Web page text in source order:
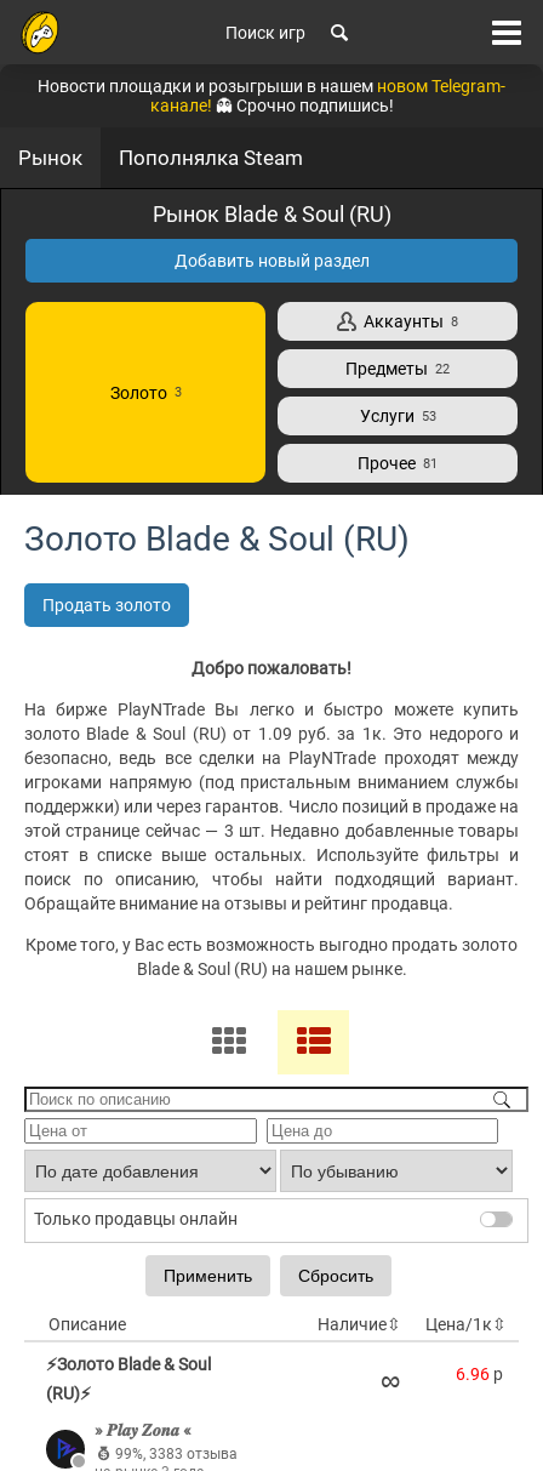
Поиск игр
Новости площадки и розыгрыши в нашем новом Telegram-
канале! 👻 Срочно подпишись!
Рынок Пополнялка Steam
Рынок Blade & Soul (RU)
Добавить новый раздел
Золото 3
Аккаунты 8
Предметы 22
Услуги 53
Прочее 81
Золото Blade & Soul (RU)
Продать золото
Добро пожаловать!
На бирже PlayNTrade Вы легко и быстро можете купить
золото Blade & Soul (RU) от 1.09 руб. за 1к. Это недорого и
безопасно, ведь все сделки на PlayNTrade проходят между
игроками напрямую (под пристальным вниманием службы
поддержки) или через гарантов. Число позиций в продаже на
этой странице сейчас — 3 шт. Недавно добавленные товары
стоят в списке выше остальных. Используйте фильтры и
поиск по описанию, чтобы найти подходящий вариант.
Обращайте внимание на отзывы и рейтинг продавца.
Кроме того, у Вас есть возможность выгодно продать золото
Blade & Soul (RU) на нашем рынке.
Только продавцы онлайн
Цена/1к⇳
Наличие⇳
Описание
⚡Золото Blade & Soul
(RU)⚡
» 𝑷𝒍𝒂𝒚 𝒁𝒐𝒏𝒂 «
99%, 3383 отзыва
∞ 6.96 p